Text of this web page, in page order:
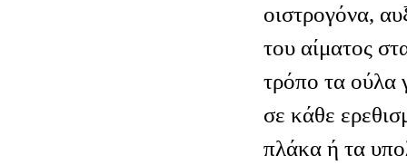
οιστρογόνα,
του αίματος
τρόπο τα ούλα
σε κάθε
πλάκα ή τα